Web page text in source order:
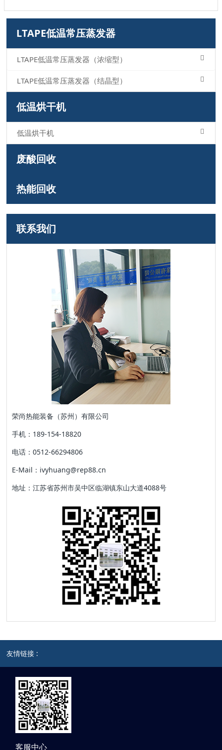
LTAPE低温常压蒸发器
LTAPE低温常压蒸发器（浓缩型）
LTAPE低温常压蒸发器（结晶型）
低温烘干机
低温烘干机
废酸回收
热能回收
联系我们
荣尚热能装备（苏州）有限公司
手机：189-154-18820
电话：0512-66294806
E-Mail：ivyhuang@rep88.cn
地址：江苏省苏州市吴中区临湖镇东山大道4088号
友情链接 :
客服中心